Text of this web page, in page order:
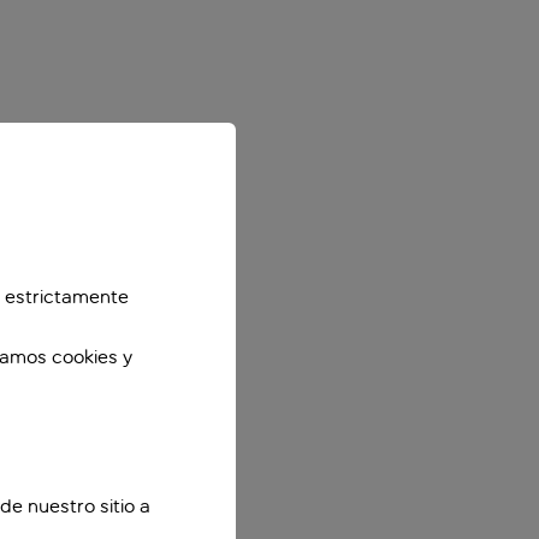
estrictamente
cookies y
nuestro sitio a